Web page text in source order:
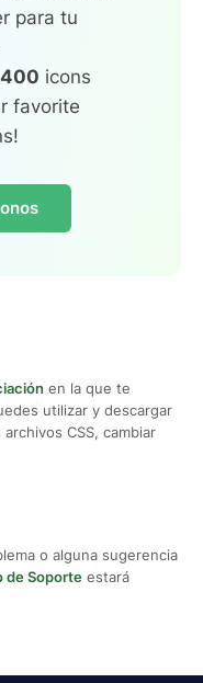
para tu
icons
favorite
en la que te
utilizar y descargar
CSS, cambiar
o alguna sugerencia
de Soporte estará